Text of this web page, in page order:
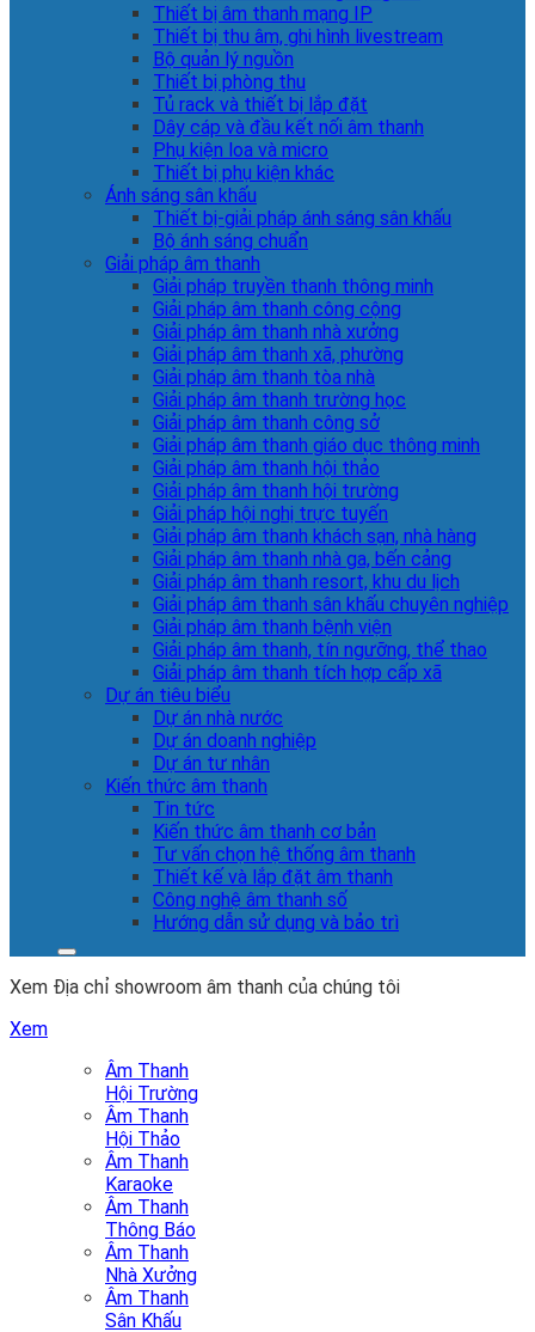
Thiết bị âm thanh mạng IP
Thiết bị thu âm, ghi hình livestream
Bộ quản lý nguồn
Thiết bị phòng thu
Tủ rack và thiết bị lắp đặt
Dây cáp và đầu kết nối âm thanh
Phụ kiện loa và micro
Thiết bị phụ kiện khác
Ánh sáng sân khấu
Thiết bị-giải pháp ánh sáng sân khấu
Bộ ánh sáng chuẩn
Giải pháp âm thanh
Giải pháp truyền thanh thông minh
Giải pháp âm thanh công cộng
Giải pháp âm thanh nhà xưởng
Giải pháp âm thanh xã, phường
Giải pháp âm thanh tòa nhà
Giải pháp âm thanh trường học
Giải pháp âm thanh công sở
Giải pháp âm thanh giáo dục thông minh
Giải pháp âm thanh hội thảo
Giải pháp âm thanh hội trường
Giải pháp hội nghị trực tuyến
Giải pháp âm thanh khách sạn, nhà hàng
Giải pháp âm thanh nhà ga, bến cảng
Giải pháp âm thanh resort, khu du lịch
Giải pháp âm thanh sân khấu chuyên nghiệp
Giải pháp âm thanh bệnh viện
Giải pháp âm thanh, tín ngưỡng, thể thao
Giải pháp âm thanh tích hợp cấp xã
Dự án tiêu biểu
Dự án nhà nước
Dự án doanh nghiệp
Dự án tư nhân
Kiến thức âm thanh
Tin tức
Kiến thức âm thanh cơ bản
Tư vấn chọn hệ thống âm thanh
Thiết kế và lắp đặt âm thanh
Công nghệ âm thanh số
Hướng dẫn sử dụng và bảo trì
Xem Địa chỉ showroom âm thanh của chúng tôi
Xem
Âm Thanh
Hội Trường
Âm Thanh
Hội Thảo
Âm Thanh
Karaoke
Âm Thanh
Thông Báo
Âm Thanh
Nhà Xưởng
Âm Thanh
Sân Khấu